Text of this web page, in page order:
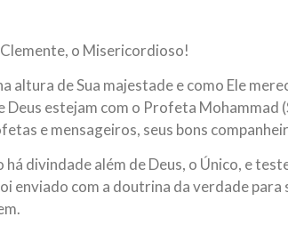
2013
Clemente, o Misericordioso! Diante da data em
do quarto Imam dos muçulmanos, o Imam Ali
Táleb (A.S.), conhecido por “Zein Al-Ábidin”
Clemente, o Misericordioso!
altura de Sua majestade e como Ele
Deus estejam com o Profeta Mohammad
e mensageiros, seus bons
há divindade além de Deus, o Único, e
enviado com a doutrina da verdade